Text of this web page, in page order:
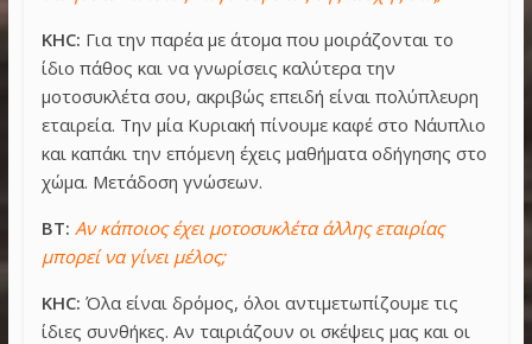
KHC: Για την παρέα με άτομα που μοιράζονται το
ίδιο πάθος και να γνωρίσεις καλύτερα την
μοτοσυκλέτα σου, ακριβώς επειδή είναι πολύπλευρη
εταιρεία. Την μία Κυριακή πίνουμε καφέ στο Νάυπλιο
και καπάκι την επόμενη έχεις μαθήματα οδήγησης στο
χώμα. Μετάδοση γνώσεων.
BT: Αν κάποιος έχει μοτοσυκλέτα άλλης εταιρίας
μπορεί να γίνει μέλος;
KHC: Όλα είναι δρόμος, όλοι αντιμετωπίζουμε τις
ίδιες συνθήκες. Αν ταιριάζουν οι σκέψεις μας και οι